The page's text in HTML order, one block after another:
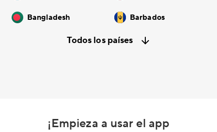
Bangladesh Barbados
Todos los países
¡Empieza a usar el app